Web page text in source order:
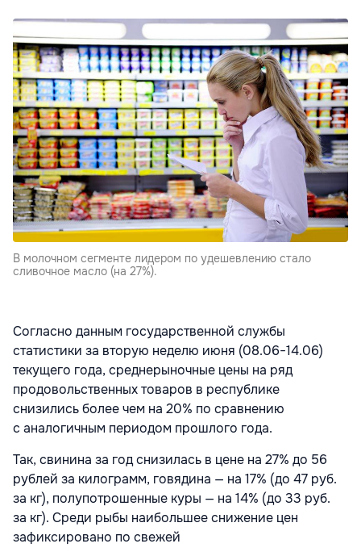
В молочном сегменте лидером по удешевлению стало
сливочное масло (на 27%).
Согласно данным государственной службы
статистики за вторую неделю июня (08.06−14.06)
текущего года, среднерыночные цены на ряд
продовольственных товаров в республике
снизились более чем на 20% по сравнению
с аналогичным периодом прошлого года.
Так, свинина за год снизилась в цене на 27% до 56
рублей за килограмм, говядина — на 17% (до 47 руб.
за кг), полупотрошенные куры — на 14% (до 33 руб.
за кг). Среди рыбы наибольшее снижение цен
зафиксировано по свежей